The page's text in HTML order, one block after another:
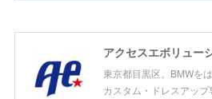
東京都目黒区。BMWを
カスタム・ドレスアッ